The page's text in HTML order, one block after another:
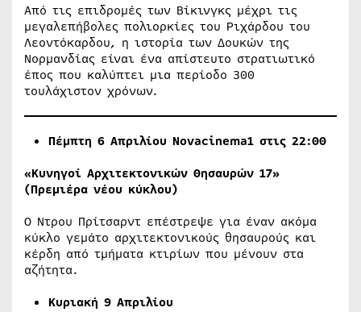
Από τις επιδρομές των Βίκινγκς μέχρι τις
μεγαλεπήβολες πολιορκίες του Ριχάρδου του
Λεοντόκαρδου, η ιστορία των Δουκών της
Νορμανδίας είναι ένα απίστευτο στρατιωτικό
έπος που καλύπτει μια περίοδο 300
τουλάχιστον χρόνων.
Πέμπτη 6 Απριλίου Novacinema1 στις 22:00
«Κυνηγοί Αρχιτεκτονικών Θησαυρών 17»
(Πρεμιέρα νέου κύκλου)
Ο Ντρου Πρίτσαρντ επέστρεψε για έναν ακόμα
κύκλο γεμάτο αρχιτεκτονικούς θησαυρούς και
κέρδη από τμήματα κτιρίων που μένουν στα
αζήτητα.
Κυριακή 9 Απριλίου